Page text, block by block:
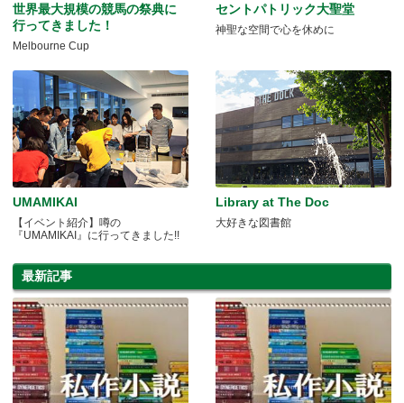
世界最大規模の競馬の祭典に
行ってきました！
Melbourne Cup
セントパトリック大聖堂
神聖な空間で心を休めに
UMAMIKAI
【イベント紹介】噂の
『UMAMIKAI』に行ってきました!!
Library at The Doc
大好きな図書館
最新記事